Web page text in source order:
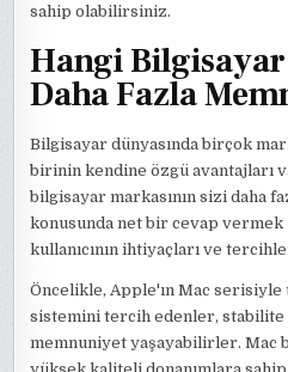
sahip olabilirsiniz.
Hangi Bilgisayar
Daha Fazla
Bilgisayar dünyasında birçok
birinin kendine özgü avantajları
bilgisayar markasının sizi daha
konusunda net bir cevap
kullanıcının ihtiyaçları ve
Öncelikle, Apple'ın Mac serisiyle
sistemini tercih edenler, stabilite
memnuniyet yaşayabilirler. Mac